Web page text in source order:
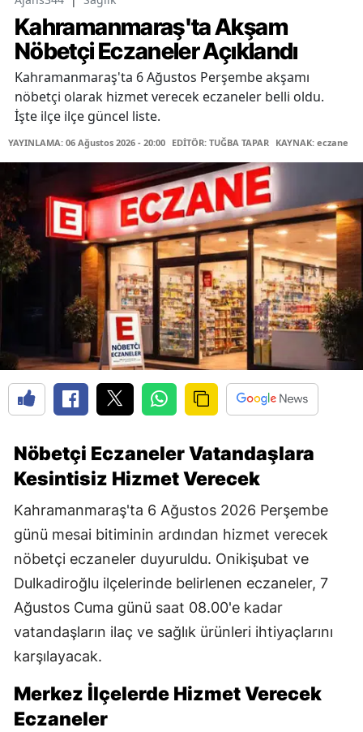
Kahramanmaraş'ta Akşam
Nöbetçi Eczaneler Açıklandı
Kahramanmaraş'ta 6 Ağustos Perşembe akşamı
nöbetçi olarak hizmet verecek eczaneler belli oldu.
İşte ilçe ilçe güncel liste.
YAYINLAMA: 06 Ağustos 2026 - 20:00 EDİTÖR: TUĞBA TAPAR KAYNAK: eczane
Nöbetçi Eczaneler Vatandaşlara
Kesintisiz Hizmet Verecek
Kahramanmaraş'ta 6 Ağustos 2026 Perşembe
günü mesai bitiminin ardından hizmet verecek
nöbetçi eczaneler duyuruldu. Onikişubat ve
Dulkadiroğlu ilçelerinde belirlenen eczaneler, 7
Ağustos Cuma günü saat 08.00'e kadar
vatandaşların ilaç ve sağlık ürünleri ihtiyaçlarını
karşılayacak.
Merkez İlçelerde Hizmet Verecek
Eczaneler